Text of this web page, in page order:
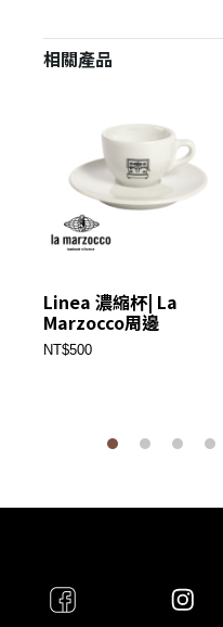
相關產品
Linea 濃縮杯| La
Marzocco周邊
NT$500